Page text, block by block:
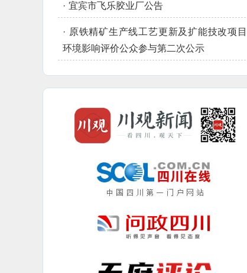
· 宜宾市飞乐胶业厂公告
· 原铁精矿生产线工艺更新及扩能技改项目
环境影响评价公众参与第二次公示